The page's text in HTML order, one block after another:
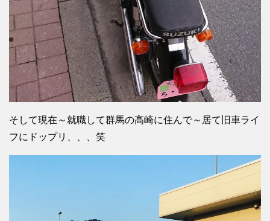
そして現在～就職して群馬の高崎に住んで～居て旧車ライ
フにドップリ、、、笑